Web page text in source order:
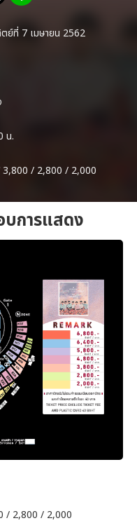
ย์ที่ 7 เมษายน 2562
น.
/ 2,800 / 2,000
การแสดง
/ 2,800 / 2,000